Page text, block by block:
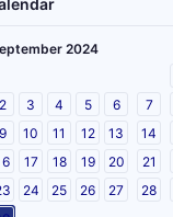
2024
3 4 5 6 7
10 11 12 13 14
17 18 19 20 21
24 25 26 27 28